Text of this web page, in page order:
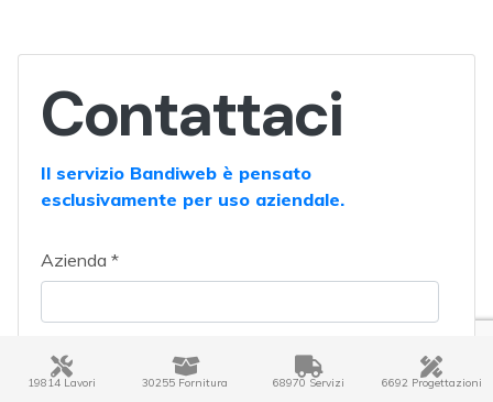
Manifestazione di interesse per
per interventi di miglioramento
dell'efficienza energetica sugli immobili
(vv) con incentivi pnrr m7
investimento 17 repower
Regione:CALABRIA
19814 Lavori 30255 Fornitura 68970 Servizi 6692 Progettazioni